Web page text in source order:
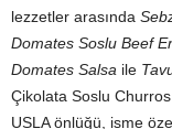
lezzetler arasında
Domates Soslu Beef
Domates Salsa ile
Çikolata Soslu Churros
USLA önlüğü, isme